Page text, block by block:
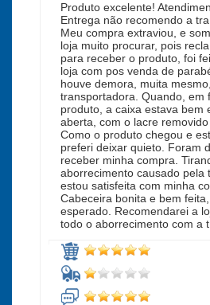
Produto excelente!
Entrega não recomendo a
Meu compra extraviou, e
loja muito procurar, pois
para receber o produto, foi
loja com pos venda de
houve demora, muita
transportadora. Quando, em
produto, a caixa estava bem
aberta, com o lacre
Como o produto chegou e
preferi deixar quieto. Foram
receber minha compra.
aborrecimento causado pela
estou satisfeita com minha
Cabeceira bonita e bem
esperado. Recomendarei a
todo o aborrecimento com a